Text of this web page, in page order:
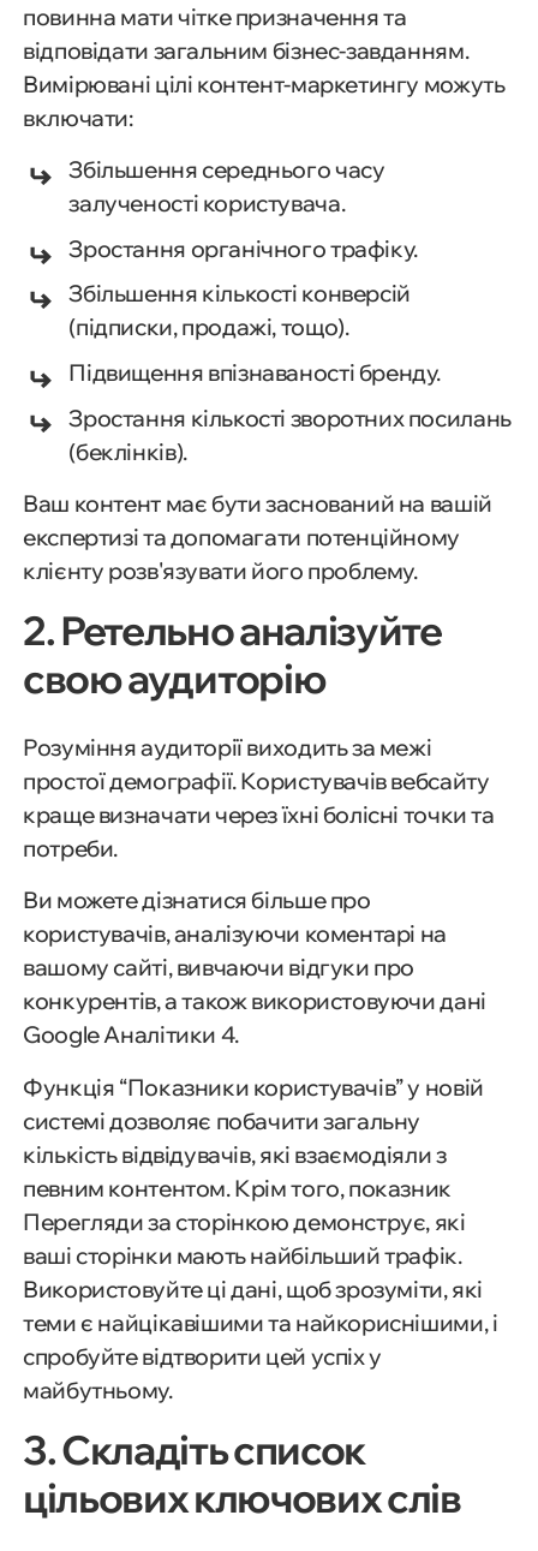
повинна мати чітке призначення та
відповідати загальним бізнес-завданням.
Вимірювані цілі контент-маркетингу можуть
включати:
Збільшення середнього часу
залученості користувача.
Зростання органічного трафіку.
Збільшення кількості конверсій
(підписки, продажі, тощо).
Підвищення впізнаваності бренду.
Зростання кількості зворотних посилань
(беклінків).
Ваш контент має бути заснований на вашій
експертизі та допомагати потенційному
клієнту розв'язувати його проблему.
2. Ретельно аналізуйте
свою аудиторію
Розуміння аудиторії виходить за межі
простої демографії. Користувачів вебсайту
краще визначати через їхні болісні точки та
потреби.
Ви можете дізнатися більше про
користувачів, аналізуючи коментарі на
вашому сайті, вивчаючи відгуки про
конкурентів, а також використовуючи дані
Google Аналітики 4.
Функція “Показники користувачів” у новій
системі дозволяє побачити загальну
кількість відвідувачів, які взаємодіяли з
певним контентом. Крім того, показник
Перегляди за сторінкою демонструє, які
ваші сторінки мають найбільший трафік.
Використовуйте ці дані, щоб зрозуміти, які
теми є найцікавішими та найкориснішими, і
спробуйте відтворити цей успіх у
майбутньому.
3. Складіть список
цільових ключових слів